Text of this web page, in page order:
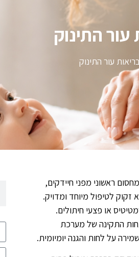
התינוק
עור התינוק
ראשוני מפני חיידקים,
לטיפול מיוחד ומדויק.
או פצעי חיתולים.
התקינה של מערכת
על לחות והגנה יומיומית.